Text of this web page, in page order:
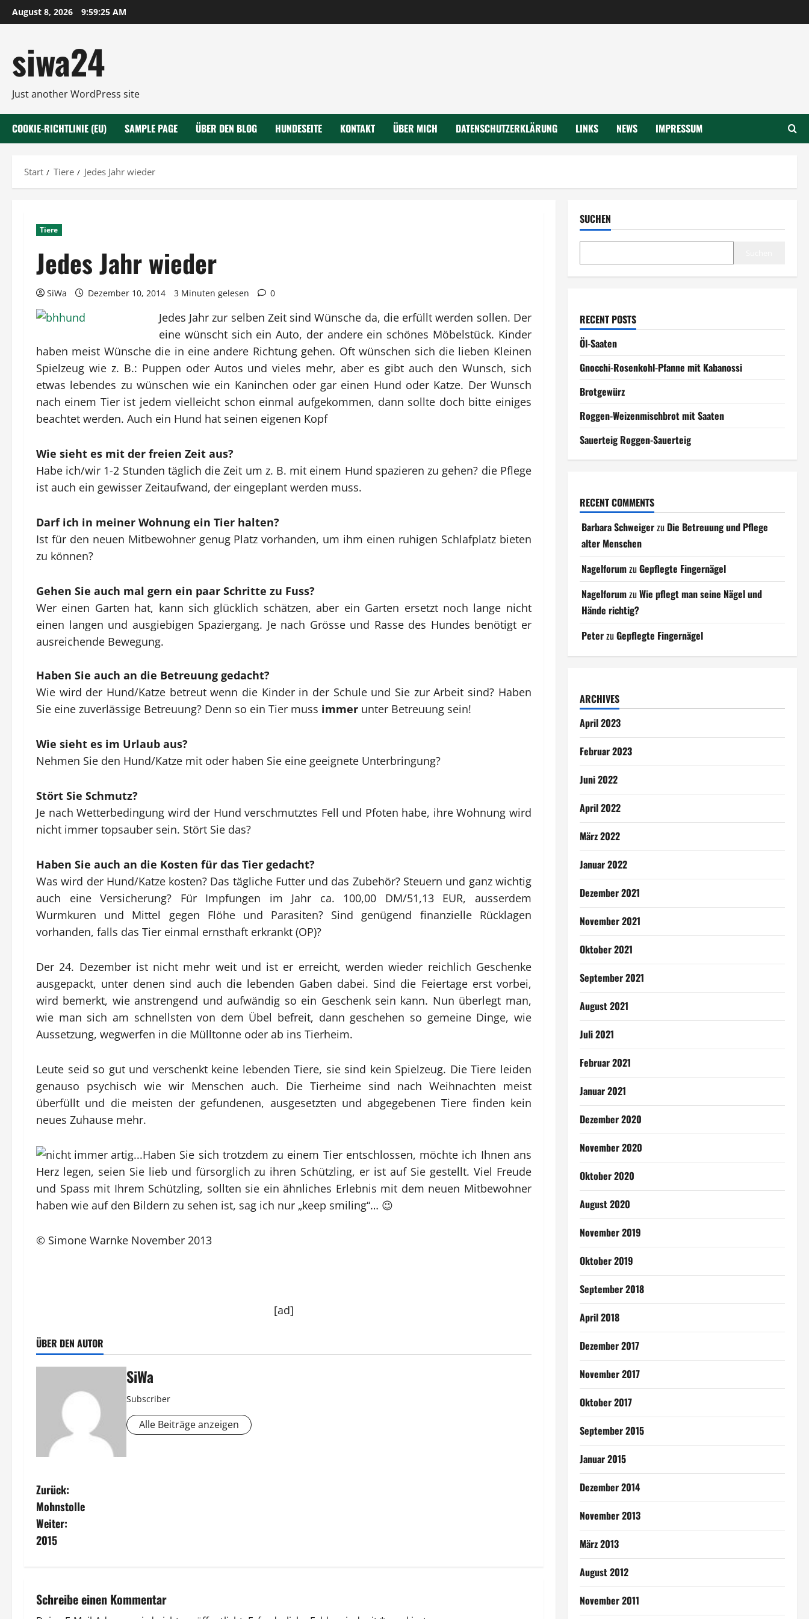
Zum
Inhalt
August 8, 2026 9:59:26 AM
siwa24
Just another WordPress site
COOKIE-RICHTLINIE (EU) SAMPLE PAGE ÜBER DEN BLOG HUNDESEITE KONTAKT ÜBER MICH DATENSCHUTZERKLÄRUNG LINKS NEWS IMPRESSUM
Start Tiere Jedes Jahr wieder
Tiere
Jedes Jahr wieder
SiWa Dezember 10, 2014 3 Minuten gelesen 0
Jedes Jahr zur selben Zeit sind Wünsche da, die erfüllt werden sollen. Der
eine wünscht sich ein Auto, der andere ein schönes Möbelstück. Kinder
haben meist Wünsche die in eine andere Richtung gehen. Oft wünschen sich die lieben Kleinen
Spielzeug wie z. B.: Puppen oder Autos und vieles mehr, aber es gibt auch den Wunsch, sich
etwas lebendes zu wünschen wie ein Kaninchen oder gar einen Hund oder Katze. Der Wunsch
nach einem Tier ist jedem vielleicht schon einmal aufgekommen, dann sollte doch bitte einiges
beachtet werden. Auch ein Hund hat seinen eigenen Kopf
Wie sieht es mit der freien Zeit aus?
Habe ich/wir 1-2 Stunden täglich die Zeit um z. B. mit einem Hund spazieren zu gehen? die Pflege
ist auch ein gewisser Zeitaufwand, der eingeplant werden muss.
Darf ich in meiner Wohnung ein Tier halten?
Ist für den neuen Mitbewohner genug Platz vorhanden, um ihm einen ruhigen Schlafplatz bieten
zu können?
Gehen Sie auch mal gern ein paar Schritte zu Fuss?
Wer einen Garten hat, kann sich glücklich schätzen, aber ein Garten ersetzt noch lange nicht
einen langen und ausgiebigen Spaziergang. Je nach Grösse und Rasse des Hundes benötigt er
ausreichende Bewegung.
Haben Sie auch an die Betreuung gedacht?
Wie wird der Hund/Katze betreut wenn die Kinder in der Schule und Sie zur Arbeit sind? Haben
Sie eine zuverlässige Betreuung? Denn so ein Tier muss immer unter Betreuung sein!
Wie sieht es im Urlaub aus?
Nehmen Sie den Hund/Katze mit oder haben Sie eine geeignete Unterbringung?
Stört Sie Schmutz?
Je nach Wetterbedingung wird der Hund verschmutztes Fell und Pfoten habe, ihre Wohnung wird
nicht immer topsauber sein. Stört Sie das?
Haben Sie auch an die Kosten für das Tier gedacht?
Was wird der Hund/Katze kosten? Das tägliche Futter und das Zubehör? Steuern und ganz wichtig
auch eine Versicherung? Für Impfungen im Jahr ca. 100,00 DM/51,13 EUR, ausserdem
Wurmkuren und Mittel gegen Flöhe und Parasiten? Sind genügend finanzielle Rücklagen
vorhanden, falls das Tier einmal ernsthaft erkrankt (OP)?
Der 24. Dezember ist nicht mehr weit und ist er erreicht, werden wieder reichlich Geschenke
ausgepackt, unter denen sind auch die lebenden Gaben dabei. Sind die Feiertage erst vorbei,
wird bemerkt, wie anstrengend und aufwändig so ein Geschenk sein kann. Nun überlegt man,
wie man sich am schnellsten von dem Übel befreit, dann geschehen so gemeine Dinge, wie
Aussetzung, wegwerfen in die Mülltonne oder ab ins Tierheim.
Leute seid so gut und verschenkt keine lebenden Tiere, sie sind kein Spielzeug. Die Tiere leiden
genauso psychisch wie wir Menschen auch. Die Tierheime sind nach Weihnachten meist
überfüllt und die meisten der gefundenen, ausgesetzten und abgegebenen Tiere finden kein
neues Zuhause mehr.
Haben Sie sich trotzdem zu einem Tier entschlossen, möchte ich Ihnen ans
Herz legen, seien Sie lieb und fürsorglich zu ihren Schützling, er ist auf Sie gestellt. Viel Freude
und Spass mit Ihrem Schützling, sollten sie ein ähnliches Erlebnis mit dem neuen Mitbewohner
haben wie auf den Bildern zu sehen ist, sag ich nur „keep smiling“… 😉
© Simone Warnke November 2013
[ad]
ÜBER DEN AUTOR
SiWa
Subscriber
Alle Beiträge anzeigen
B
e
i
r
Zurück:
Mohnstolle
Weiter:
2015
Schreibe einen Kommentar
SUCHEN
RECENT POSTS
Öl-Saaten
Gnocchi-Rosenkohl-Pfanne mit Kabanossi
Brotgewürz
Roggen-Weizenmischbrot mit Saaten
Sauerteig Roggen-Sauerteig
RECENT COMMENTS
Barbara Schweigerzu Die Betreuung und Pflege
alter Menschen
NagelforumzuGepflegte Fingernägel
NagelforumzuWie pflegt man seine Nägel und
Hände richtig?
PeterzuGepflegte Fingernägel
ARCHIVES
April 2023
Februar 2023
Juni 2022
April 2022
März 2022
Januar 2022
Dezember 2021
November 2021
Oktober 2021
September 2021
August 2021
Juli 2021
Februar 2021
Januar 2021
Dezember 2020
November 2020
Oktober 2020
August 2020
November 2019
Oktober 2019
September 2018
April 2018
Dezember 2017
November 2017
Oktober 2017
September 2015
Januar 2015
Dezember 2014
November 2013
März 2013
August 2012
November 2011